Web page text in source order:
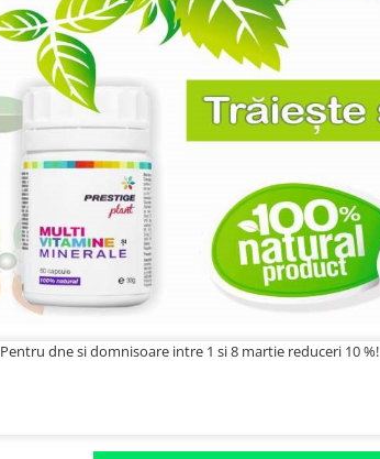
Pentru dne si domnisoare intre 1 si 8 martie reduceri 10 %!